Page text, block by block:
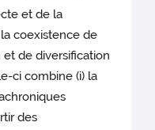
et de la
coexistence de
de diversification
ci combine (i) la
des